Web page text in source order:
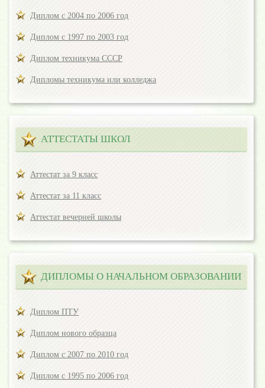
Диплом с 2004 по 2006 год
Диплом с 1997 по 2003 год
Диплом техникума СССР
Дипломы техникума или колледжа
АТТЕСТАТЫ ШКОЛ
Аттестат за 9 класс
Аттестат за 11 класс
Аттестат вечерней школы
ДИПЛОМЫ О НАЧАЛЬНОМ ОБРАЗОВАНИИ
Диплом ПТУ
Диплом нового образца
Диплом с 2007 по 2010 год
Диплом с 1995 по 2006 год